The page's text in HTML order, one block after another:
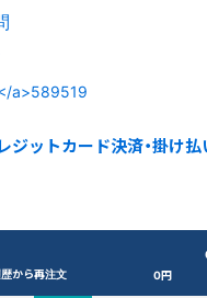
から再注文
0円